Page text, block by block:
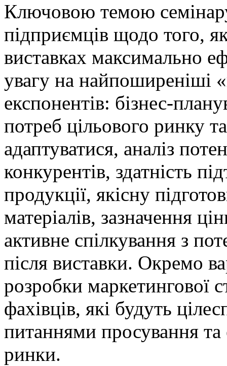
Ключовою темою
підприємців щодо того,
виставках максимально
увагу на найпоширеніші
експонентів: бізнес-
потреб цільового ринку
адаптуватися, аналіз
конкурентів, здатність
продукції, якісну
матеріалів, зазначення
активне спілкування з
після виставки. Окремо
розробки маркетингової
фахівців, які будуть
питаннями просування та
ринки.